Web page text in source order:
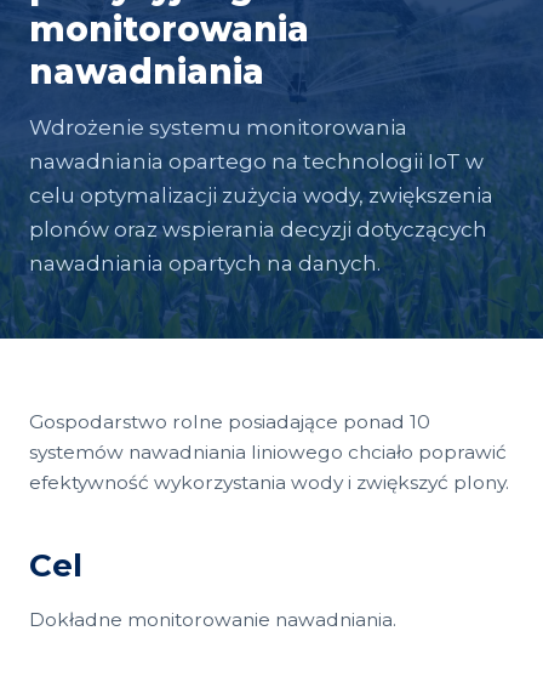
monitorowania
nawadniania
Wdrożenie systemu monitorowania
nawadniania opartego na technologii IoT w
celu optymalizacji zużycia wody, zwiększenia
plonów oraz wspierania decyzji dotyczących
nawadniania opartych na danych.
Gospodarstwo rolne posiadające ponad 10
systemów nawadniania liniowego chciało poprawić
efektywność wykorzystania wody i zwiększyć plony.
Cel
Dokładne monitorowanie nawadniania.